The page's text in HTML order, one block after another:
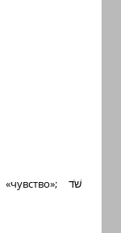
«чувство»; שֹׁד